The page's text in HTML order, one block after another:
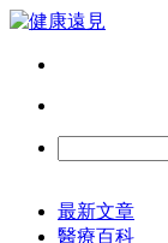
最新文章
醫療百科